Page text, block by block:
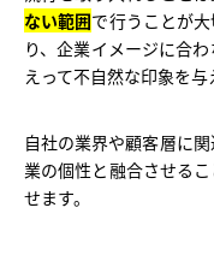
ない範囲で行うことが
り、企業イメージに合
えって不自然な印象を与
自社の業界や顧客層に
業の個性と融合させる
せます。